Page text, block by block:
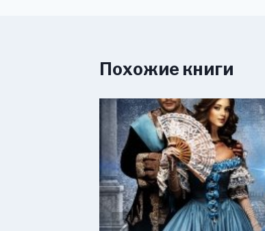
Похожие книги